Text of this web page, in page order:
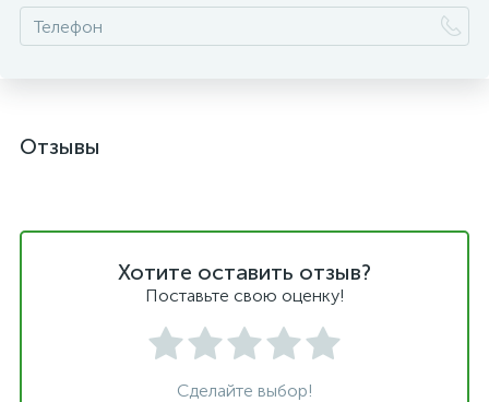
Отзывы
Хотите оставить отзыв?
Поставьте свою оценку!
Сделайте выбор!